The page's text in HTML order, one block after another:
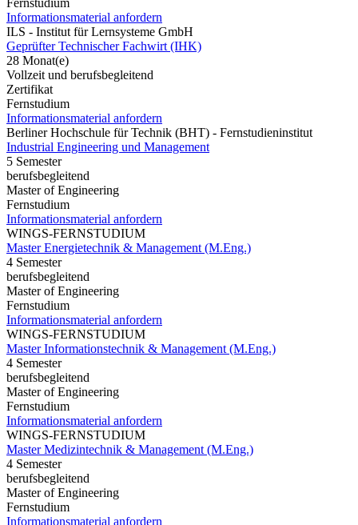
Fernstudium
Informationsmaterial anfordern
ILS - Institut für Lernsysteme GmbH
Geprüfter Technischer Fachwirt (IHK)
28 Monat(e)
Vollzeit und berufsbegleitend
Zertifikat
Fernstudium
Informationsmaterial anfordern
Berliner Hochschule für Technik (BHT) - Fernstudieninstitut
Industrial Engineering und Management
5 Semester
berufsbegleitend
Master of Engineering
Fernstudium
Informationsmaterial anfordern
WINGS-FERNSTUDIUM
Master Energietechnik & Management (M.Eng.)
4 Semester
berufsbegleitend
Master of Engineering
Fernstudium
Informationsmaterial anfordern
WINGS-FERNSTUDIUM
Master Informationstechnik & Management (M.Eng.)
4 Semester
berufsbegleitend
Master of Engineering
Fernstudium
Informationsmaterial anfordern
WINGS-FERNSTUDIUM
Master Medizintechnik & Management (M.Eng.)
4 Semester
berufsbegleitend
Master of Engineering
Fernstudium
Informationsmaterial anfordern